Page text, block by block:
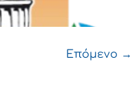
Επόμενο →